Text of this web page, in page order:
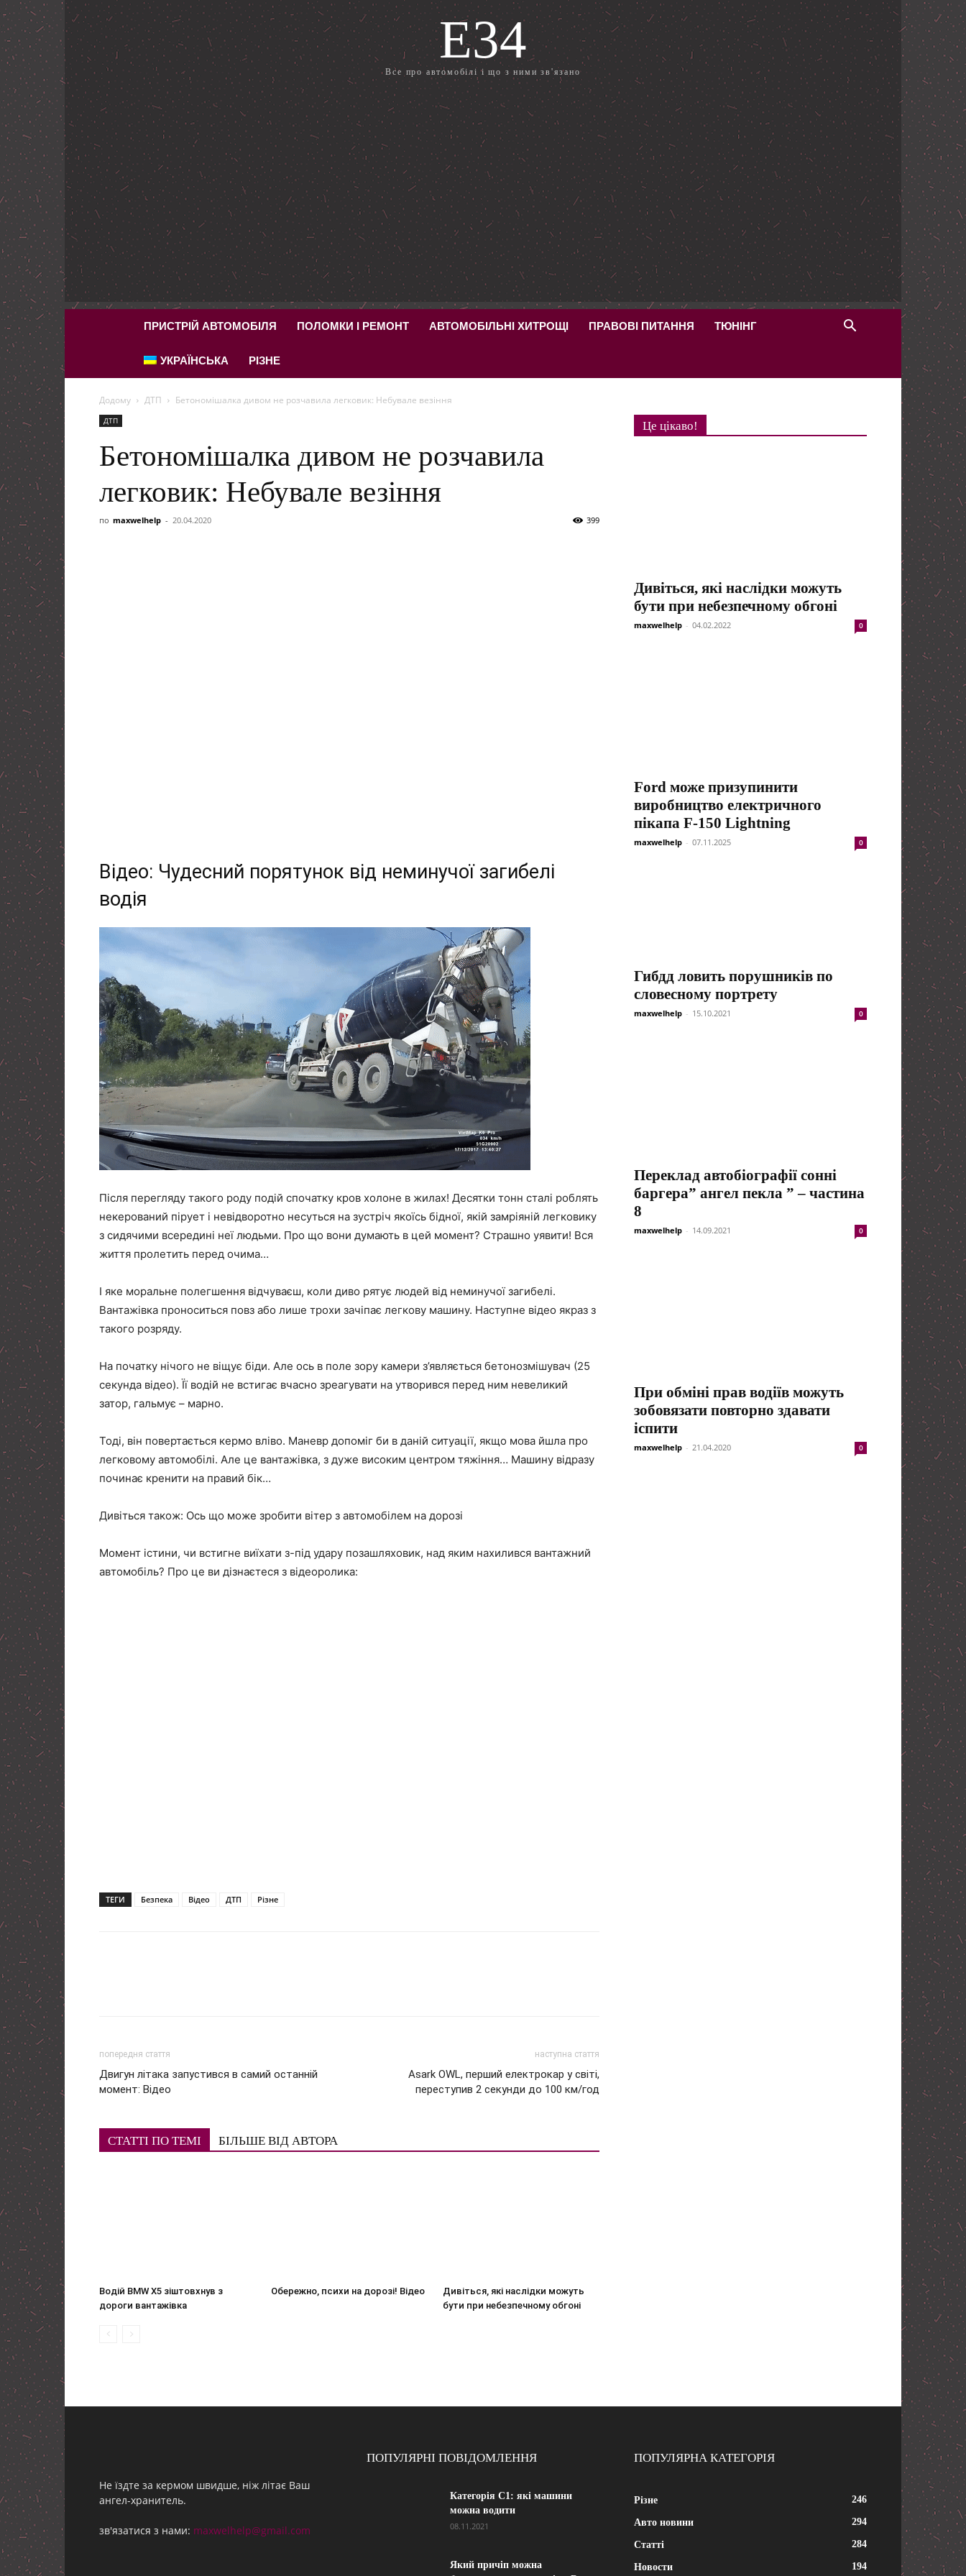
E34
Все про автомобілі і що з ними зв'язано
ПРИСТРІЙ АВТОМОБІЛЯ ПОЛОМКИ І РЕМОНТ АВТОМОБІЛЬНІ ХИТРОЩІ ПРАВОВІ ПИТАННЯ ТЮНІНГ
УКРАЇНСЬКА РІЗНЕ
Додому ДТП Бетономішалка дивом не розчавила легковик: Небувале везіння
ДТП
Бетономішалка дивом не розчавила
легковик: Небувале везіння
по maxwelhelp - 20.04.2020 399
Відео: Чудесний порятунок від неминучої загибелі
водія
Після перегляду такого роду подій спочатку кров холоне в жилах! Десятки тонн сталі роблять
некерований пірует і невідворотно несуться на зустріч якоїсь бідної, якій замріяній легковику
з сидячими всередині неї людьми. Про що вони думають в цей момент? Страшно уявити! Вся
життя пролетить перед очима…
І яке моральне полегшення відчуваєш, коли диво рятує людей від неминучої загибелі.
Вантажівка проноситься повз або лише трохи зачіпає легкову машину. Наступне відео якраз з
такого розряду.
На початку нічого не віщує біди. Але ось в поле зору камери з’являється бетонозмішувач (25
секунда відео). Її водій не встигає вчасно зреагувати на утворився перед ним невеликий
затор, гальмує – марно.
Тоді, він повертається кермо вліво. Маневр допоміг би в даній ситуації, якщо мова йшла про
легковому автомобілі. Але це вантажівка, з дуже високим центром тяжіння… Машину відразу
починає кренити на правий бік…
Дивіться також: Ось що може зробити вітер з автомобілем на дорозі
Момент істини, чи встигне виїхати з-під удару позашляховик, над яким нахилився вантажний
автомобіль? Про це ви дізнаєтеся з відеоролика:
ТЕГИ Безпека Відео ДТП Різне
попередня стаття
Двигун літака запустився в самий останній
момент: Відео
наступна стаття
Asark OWL, перший електрокар у світі,
переступив 2 секунди до 100 км/год
СТАТТІ ПО ТЕМІ БІЛЬШЕ ВІД АВТОРА
Водій BMW X5 зіштовхнув з
дороги вантажівка
Обережно, психи на дорозі! Відео
Дивіться, які наслідки можуть
бути при небезпечному обгоні
Це цікаво!
Дивіться, які наслідки можуть
бути при небезпечному обгоні
maxwelhelp - 04.02.2022 0
Ford може призупинити
виробництво електричного
пікапа F-150 Lightning
maxwelhelp - 07.11.2025 0
Гибдд ловить порушників по
словесному портрету
maxwelhelp - 15.10.2021 0
Переклад автобіографії сонні
баргера” ангел пекла ” – частина
8
maxwelhelp - 14.09.2021 0
При обміні прав водіїв можуть
зобовязати повторно здавати
іспити
maxwelhelp - 21.04.2020 0
Не їздте за кермом швидше, ніж літає Ваш
ангел-хранитель.
зв'язатися з нами: maxwelhelp@gmail.com
ПОПУЛЯРНІ ПОВІДОМЛЕННЯ
Категорія С1: які машини
можна водити
08.11.2021
Який причіп можна
ПОПУЛЯРНА КАТЕГОРІЯ
Різне 246
Авто новини 294
Статті 284
Новости 194